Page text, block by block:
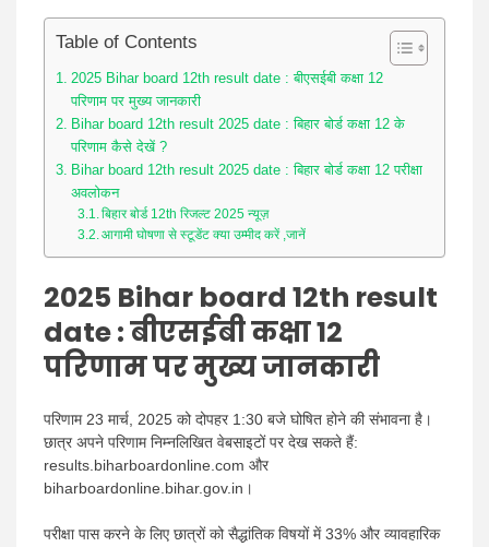
Table of Contents
2025 Bihar board 12th result date : बीएसईबी कक्षा 12
परिणाम पर मुख्य जानकारी
Bihar board 12th result 2025 date : बिहार बोर्ड कक्षा 12 के
परिणाम कैसे देखें ?
Bihar board 12th result 2025 date : बिहार बोर्ड कक्षा 12 परीक्षा
अवलोकन
बिहार बोर्ड 12th रिजल्ट 2025 न्यूज़
आगामी घोषणा से स्टूडेंट क्या उम्मीद करें ,जानें
2025 Bihar board 12th result
date : बीएसईबी कक्षा 12
परिणाम पर मुख्य जानकारी
परिणाम 23 मार्च, 2025 को दोपहर 1:30 बजे घोषित होने की संभावना है।
छात्र अपने परिणाम निम्नलिखित वेबसाइटों पर देख सकते हैं:
results.biharboardonline.com और
biharboardonline.bihar.gov.in।
परीक्षा पास करने के लिए छात्रों को सैद्धांतिक विषयों में 33% और व्यावहारिक